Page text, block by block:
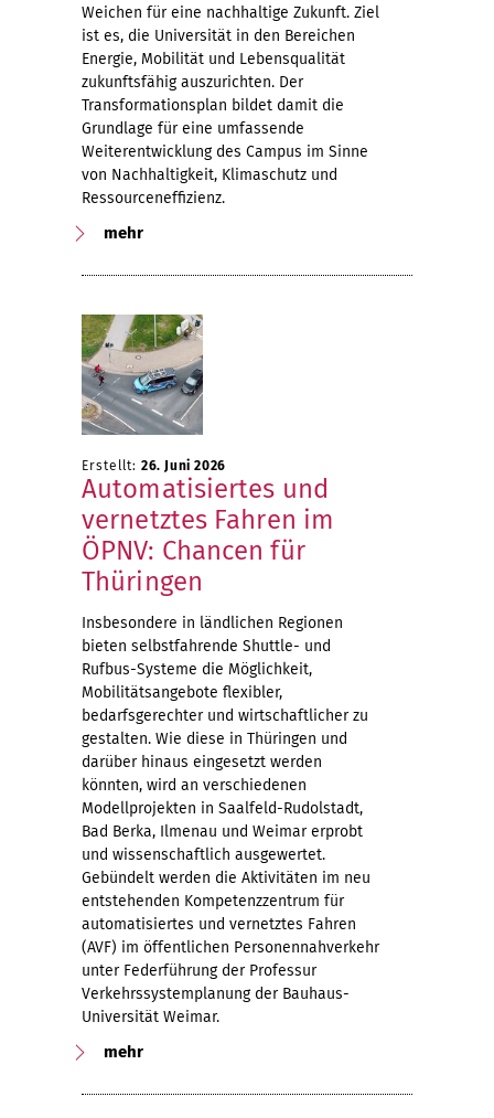
Weichen für eine nachhaltige Zukunft. Ziel
ist es, die Universität in den Bereichen
Energie, Mobilität und Lebensqualität
zukunftsfähig auszurichten. Der
Transformationsplan bildet damit die
Grundlage für eine umfassende
Weiterentwicklung des Campus im Sinne
von Nachhaltigkeit, Klimaschutz und
Ressourceneffizienz.
mehr
Erstellt: 26. Juni 2026
Automatisiertes und
vernetztes Fahren im
ÖPNV: Chancen für
Thüringen
Insbesondere in ländlichen Regionen
bieten selbstfahrende Shuttle- und
Rufbus-Systeme die Möglichkeit,
Mobilitätsangebote flexibler,
bedarfsgerechter und wirtschaftlicher zu
gestalten. Wie diese in Thüringen und
darüber hinaus eingesetzt werden
könnten, wird an verschiedenen
Modellprojekten in Saalfeld-Rudolstadt,
Bad Berka, Ilmenau und Weimar erprobt
und wissenschaftlich ausgewertet.
Gebündelt werden die Aktivitäten im neu
entstehenden Kompetenzzentrum für
automatisiertes und vernetztes Fahren
(AVF) im öffentlichen Personennahverkehr
unter Federführung der Professur
Verkehrssystemplanung der Bauhaus-
Universität Weimar.
mehr